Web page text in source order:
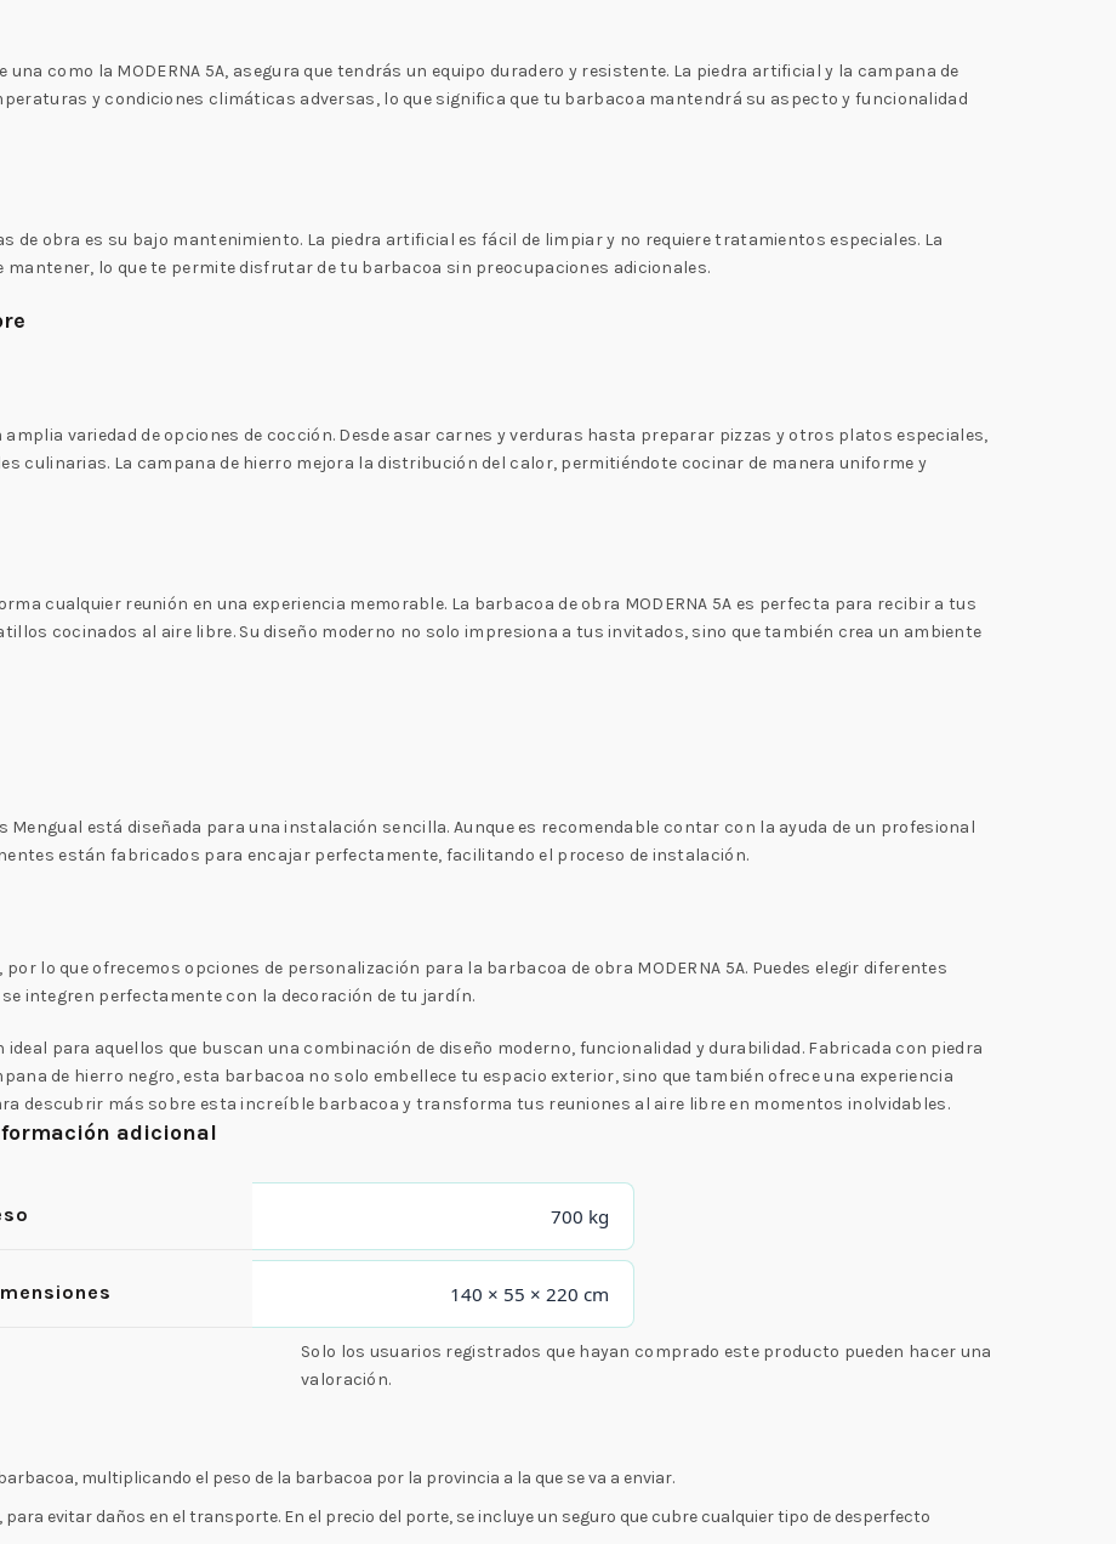
una como la MODERNA 5A, asegura que tendrás un equipo duradero y resistente. La piedra artificial y la campana de
y condiciones climáticas adversas, lo que significa que tu barbacoa mantendrá su aspecto y funcionalidad
de obra es su bajo mantenimiento. La piedra artificial es fácil de limpiar y no requiere tratamientos especiales. La
lo que te permite disfrutar de tu barbacoa sin preocupaciones adicionales.
amplia variedad de opciones de cocción. Desde asar carnes y verduras hasta preparar pizzas y otros platos especiales,
culinarias. La campana de hierro mejora la distribución del calor, permitiéndote cocinar de manera uniforme y
cualquier reunión en una experiencia memorable. La barbacoa de obra MODERNA 5A es perfecta para recibir a tus
cocinados al aire libre. Su diseño moderno no solo impresiona a tus invitados, sino que también crea un ambiente
Mengual está diseñada para una instalación sencilla. Aunque es recomendable contar con la ayuda de un profesional
están fabricados para encajar perfectamente, facilitando el proceso de instalación.
lo que ofrecemos opciones de personalización para la barbacoa de obra MODERNA 5A. Puedes elegir diferentes
integren perfectamente con la decoración de tu jardín.
ideal para aquellos que buscan una combinación de diseño moderno, funcionalidad y durabilidad. Fabricada con piedra
de hierro negro, esta barbacoa no solo embellece tu espacio exterior, sino que también ofrece una experiencia
descubrir más sobre esta increíble barbacoa y transforma tus reuniones al aire libre en momentos inolvidables.
adicional
700 kg
140 × 55 × 220 cm
Solo los usuarios registrados que hayan comprado este producto pueden hacer una
valoración.
multiplicando el peso de la barbacoa por la provincia a la que se va a enviar.
evitar daños en el transporte. En el precio del porte, se incluye un seguro que cubre cualquier tipo de desperfecto